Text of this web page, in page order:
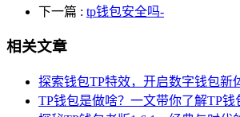
下一篇 : tp钱包安全吗-
相关文章
探索钱包TP特效，开启数字钱包新
TP钱包是做啥？一文带你了解TP